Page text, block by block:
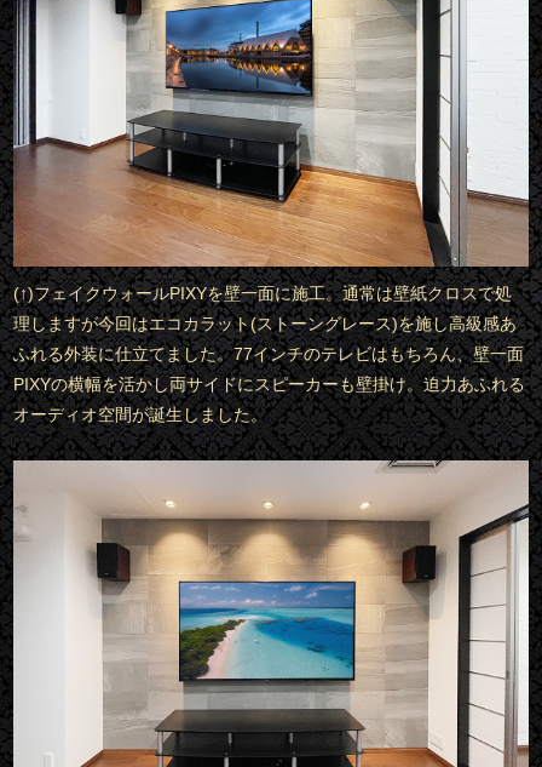
(↑)フェイクウォールPIXYを壁一面に施工。通常は壁紙クロスで処
理しますが今回はエコカラット(ストーングレース)を施し高級感あ
ふれる外装に仕立てました。77インチのテレビはもちろん、壁一面
PIXYの横幅を活かし両サイドにスピーカーも壁掛け。迫力あふれる
オーディオ空間が誕生しました。